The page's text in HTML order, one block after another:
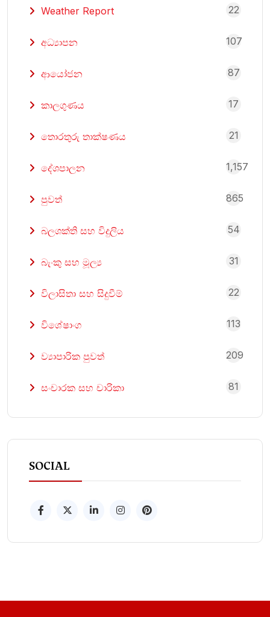
Weather Report 22
අධ්‍යාපන 107
ආයෝජන 87
කාලගුණය 17
තොරතුරු තාක්ෂණය 21
දේශපාලන 1,157
පුවත් 865
බලශක්ති සහ විදුලිය 54
බැංකු සහ මූල්‍ය 31
විලාසිතා සහ සිදුවීම් 22
විශේෂාංග 113
ව්‍යාපාරික පුවත් 209
සංචාරක සහ චාරිකා 81
SOCIAL